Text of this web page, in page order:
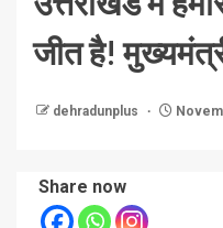
जीत है!
dehradunplus
Share now